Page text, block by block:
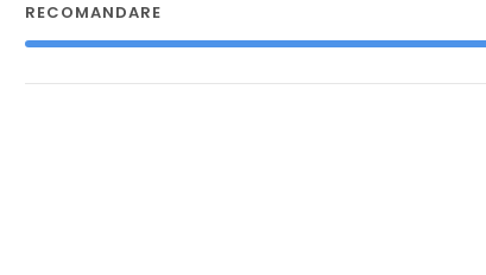
RECOMANDARE